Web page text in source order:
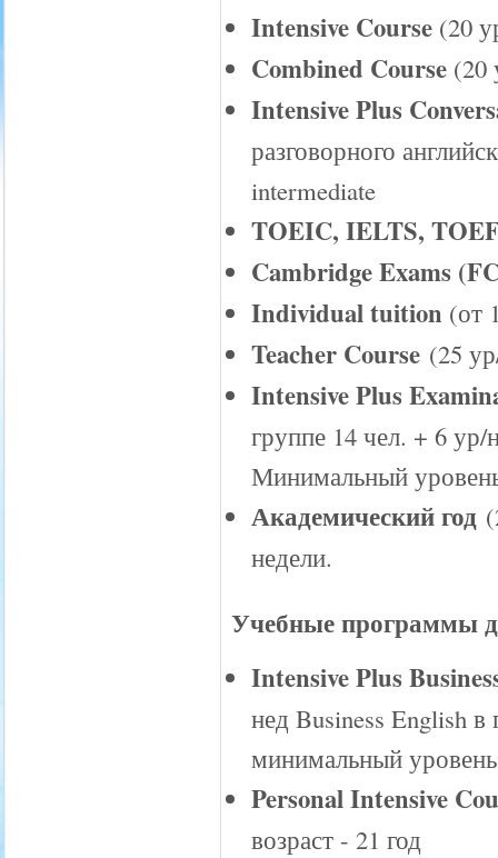
Intensive Course (20
Combined Course (20
Intensive Plus
разговорного
intermediate
TOEIC, IELTS,
Cambridge Exams
Individual tuition (от
Teacher Course (25
Intensive Plus
группе 14 чел. + 6 ур/
Минимальный
Академический год
недели.
Учебные программы
Intensive Plus
нед Business English
минимальный
Personal Intensive
возраст - 21 год